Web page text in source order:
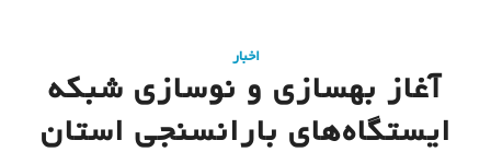
اخبار
آغاز بهسازی و نوسازی شبکه
ایستگاه‌های بارانسنجی استان